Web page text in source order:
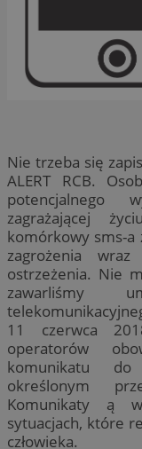
Nie trzeba się
ALERT RCB.
potencjalnego
zagrażającej
komórkowy sms-a
zagrożenia
ostrzeżenia. Nie
zawarliśmy
11 czerwca
operatorów
komunikatu
określonym
Komunikaty ą
sytuacjach, które
człowieka.